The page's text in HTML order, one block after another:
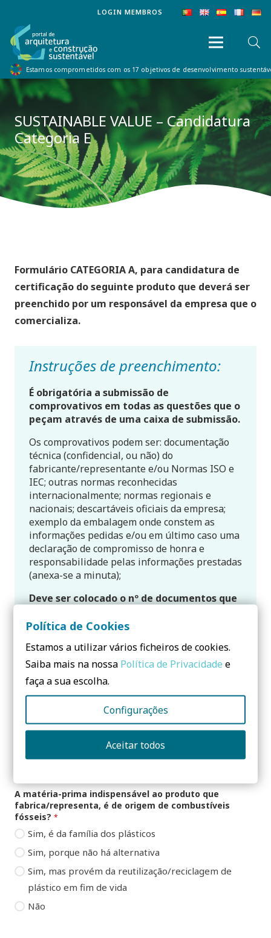
LOGIN MEMBROS
Estamos comprometidos com os 17 objetivos de desenvolvimento
SUSTAINABLE VALUE – Candidatura
Categoria E
Formulário CATEGORIA A, para candidatura de
certificação do seguinte produto que deverá ser
preenchido por um responsável da empresa que o
comercializa.
Instruções de preenchimento:
É obrigatória a submissão de
comprovativos em todas as questões que o
peçam através de uma caixa de submissão.
Os comprovativos podem ser: documentação
técnica (confidencial, ou não) do
fabricante/representante e/ou Normas ISO e
IEC; outras normas reconhecidas
internacionalmente; normas regionais e
nacionais; descartáveis oficiais da empresa;
exemplo da embalagem onde constem as
informações pedidas e/ou em último caso uma
declaração de compromisso de honra e
responsabilidade pelas informações prestadas
(anexa-se a minuta);
Deve ser colocado o nº de documentos que
Cada documento deve ter a inscrição referente
ao critério que pretende comprovar.
Alguma questão específica deve ser enviada
parasustainablevalue@csustentavel.com
Categoria E
A matéria-prima indispensável ao produto que
fabrica/representa, é de origem de combustíveis
fósseis? *
Sim, é da família dos plásticos
Sim, porque não há alternativa
Sim, mas provém da reutilização/reciclagem de
plástico em fim de vida
Não
Política de Cookies
Estamos a utilizar vários ficheiros de cookies.
Saiba mais na nossa Política de Privacidade e
faça a sua escolha.
Configurações
Aceitar todos